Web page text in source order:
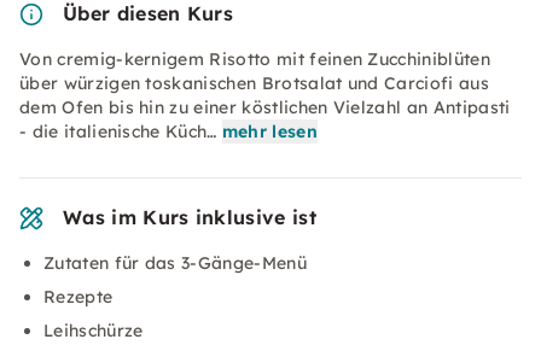
Über diesen Kurs
Von cremig-kernigem Risotto mit feinen Zucchiniblüten
über würzigen toskanischen Brotsalat und Carciofi aus
dem Ofen bis hin zu einer köstlichen Vielzahl an Antipasti
- die italienische Küch… mehr lesen
Was im Kurs inklusive ist
Zutaten für das 3-Gänge-Menü
Rezepte
Leihschürze